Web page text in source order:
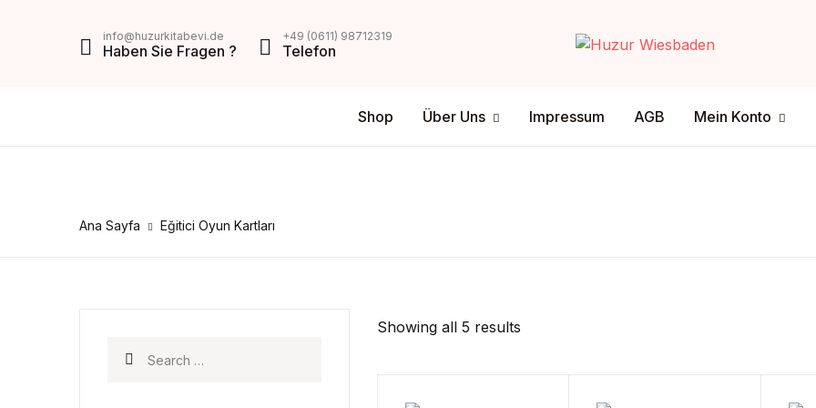
info@huzurkitabevi.de
Haben Sie Fragen ?
+49 (0611) 98712319
Telefon
Shop Über Uns Impressum AGB Mein Konto
Datenschutz
Versandmethode
Ana Sayfa Eğitici Oyun Kartları
Showing all 5 results